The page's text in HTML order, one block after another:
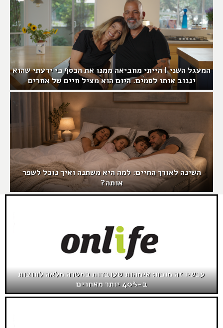
המעגל השני | הייתי מחביאה ממנו את הכסף כי ידעתי שהוא
יגנוב אותו לסמים. היום הוא מציל חיים של אחרים
השינה לאורך החיים: למה היא משתנה ואיך נוכל לשפר
אותה?
עכשיו זה מוכח: אימהות שעובדות במשרה מלאה לחוצות
ב-40% יותר מאחרים